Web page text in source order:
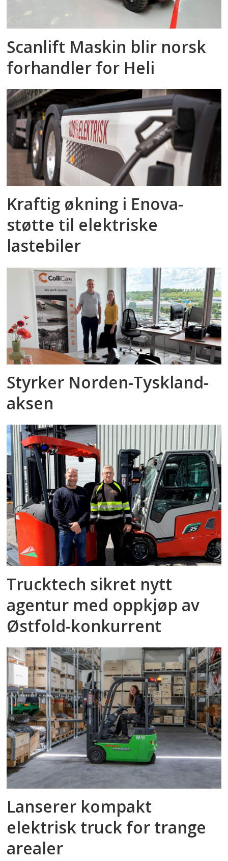
Scanlift Maskin blir norsk
forhandler for Heli
Kraftig økning i Enova-
støtte til elektriske
lastebiler
Styrker Norden-Tyskland-
aksen
Trucktech sikret nytt
agentur med oppkjøp av
Østfold-konkurrent
Lanserer kompakt
elektrisk truck for trange
arealer